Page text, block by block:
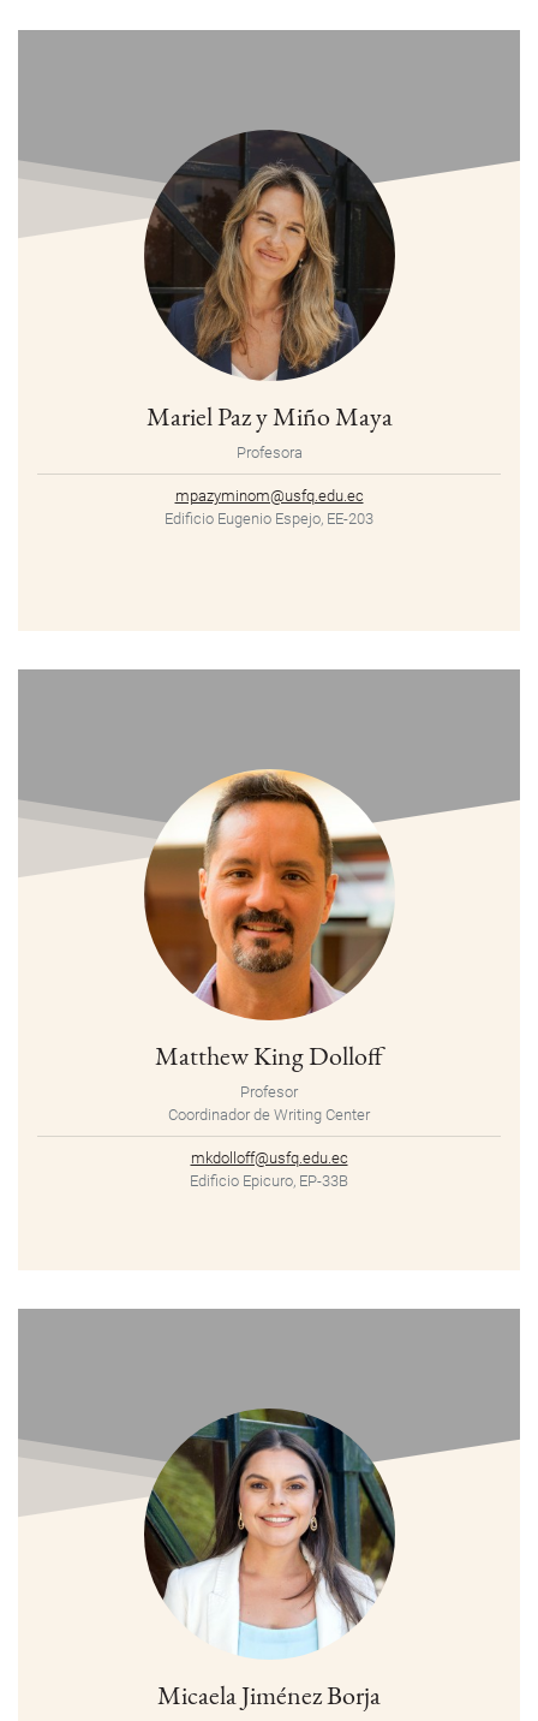
Mariel Paz y Miño Maya
Profesora
mpazyminom@usfq.edu.ec
Edificio Eugenio Espejo, EE-203
Matthew King Dolloff
Profesor
Coordinador de Writing Center
mkdolloff@usfq.edu.ec
Edificio Epicuro, EP-33B
Micaela Jiménez Borja